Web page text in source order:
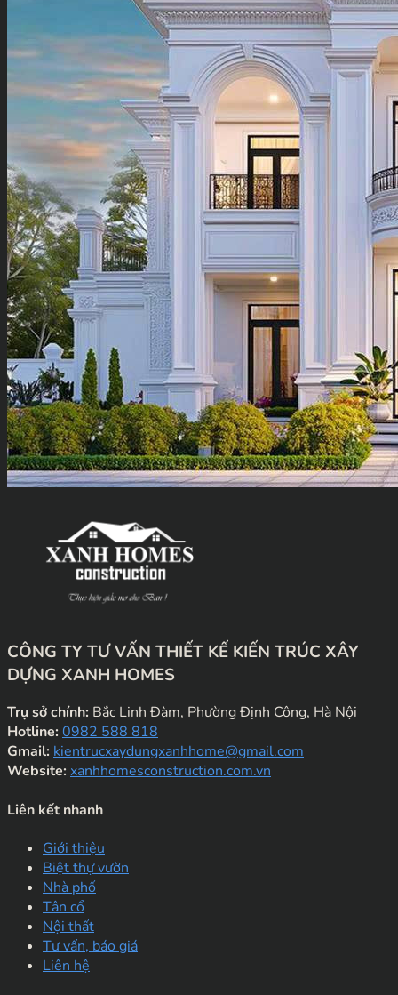
CÔNG TY TƯ VẤN THIẾT KẾ KIẾN TRÚC XÂY
DỰNG XANH HOMES
Trụ sở chính: Bắc Linh Đàm, Phường Định Công, Hà Nội
Hotline:0982 588 818
Gmail: kientrucxaydungxanhhome@gmail.com
Website:xanhhomesconstruction.com.vn
Liên kết nhanh
Giới thiệu
Biệt thự vườn
Nhà phố
Tân cổ
Nội thất
Tư vấn, báo giá
Liên hệ